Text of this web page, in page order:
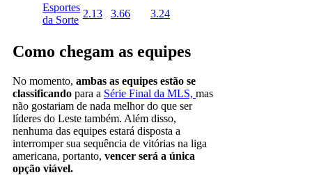
Esportes
da Sorte
2.13 3.66 3.24
Como chegam as equipes
No momento, ambas as equipes estão se
classificando para a Série Final da MLS, mas
não gostariam de nada melhor do que ser
líderes do Leste também. Além disso,
nenhuma das equipes estará disposta a
interromper sua sequência de vitórias na liga
americana, portanto, vencer será a única
opção viável.